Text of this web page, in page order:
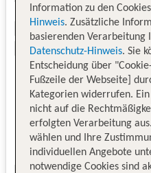
Information zu den
Hinweis. Zusätzliche
basierenden Verarbeitung
Datenschutz-Hinweis. Sie
Entscheidung über
Fußzeile der Webseite]
Kategorien widerrufen.
nicht auf die
erfolgten Verarbeitung
wählen und Ihre
individuellen Angebote
notwendige Cookies sind